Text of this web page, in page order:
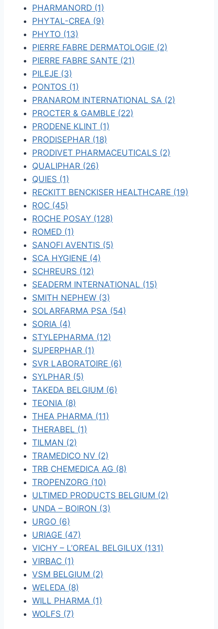
PHARMANORD (1)
PHYTAL-CREA (9)
PHYTO (13)
PIERRE FABRE DERMATOLOGIE (2)
PIERRE FABRE SANTE (21)
PILEJE (3)
PONTOS (1)
PRANAROM INTERNATIONAL SA (2)
PROCTER & GAMBLE (22)
PRODENE KLINT (1)
PRODISEPHAR (18)
PRODIVET PHARMACEUTICALS (2)
QUALIPHAR (26)
QUIES (1)
RECKITT BENCKISER HEALTHCARE (19)
ROC (45)
ROCHE POSAY (128)
ROMED (1)
SANOFI AVENTIS (5)
SCA HYGIENE (4)
SCHREURS (12)
SEADERM INTERNATIONAL (15)
SMITH NEPHEW (3)
SOLARFARMA PSA (54)
SORIA (4)
STYLEPHARMA (12)
SUPERPHAR (1)
SVR LABORATOIRE (6)
SYLPHAR (5)
TAKEDA BELGIUM (6)
TEONIA (8)
THEA PHARMA (11)
THERABEL (1)
TILMAN (2)
TRAMEDICO NV (2)
TRB CHEMEDICA AG (8)
TROPENZORG (10)
ULTIMED PRODUCTS BELGIUM (2)
UNDA – BOIRON (3)
URGO (6)
URIAGE (47)
VICHY – L’OREAL BELGILUX (131)
VIRBAC (1)
VSM BELGIUM (2)
WELEDA (8)
WILL PHARMA (1)
WOLFS (7)